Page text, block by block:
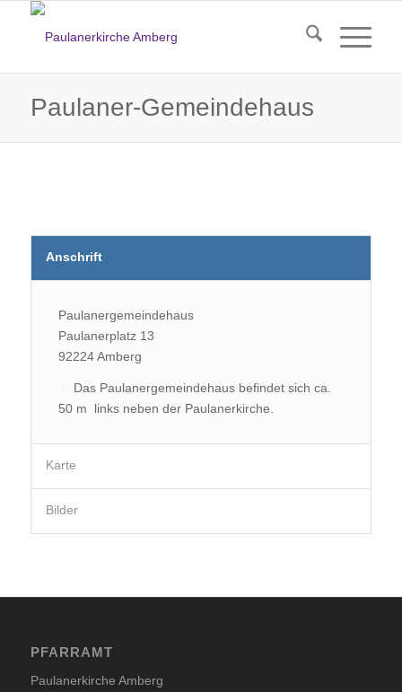
Paulaner-Gemeindehaus
Anschrift
Paulanergemeindehaus
Paulanerplatz 13
92224 Amberg
Das Paulanergemeindehaus befindet sich ca.
50 m links neben der Paulanerkirche.
Karte
Bilder
PFARRAMT
Paulanerkirche Amberg